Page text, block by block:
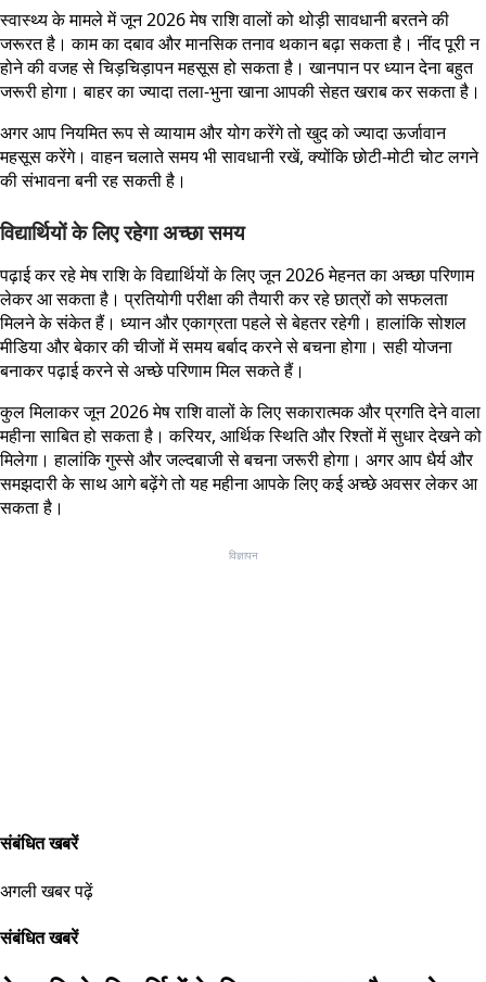
स्वास्थ्य के मामले में जून 2026 मेष राशि वालों को थोड़ी सावधानी बरतने की
जरूरत है। काम का दबाव और मानसिक तनाव थकान बढ़ा सकता है। नींद पूरी न
होने की वजह से चिड़चिड़ापन महसूस हो सकता है। खानपान पर ध्यान देना बहुत
जरूरी होगा। बाहर का ज्यादा तला-भुना खाना आपकी सेहत खराब कर सकता है।
अगर आप नियमित रूप से व्यायाम और योग करेंगे तो खुद को ज्यादा ऊर्जावान
महसूस करेंगे। वाहन चलाते समय भी सावधानी रखें, क्योंकि छोटी-मोटी चोट लगने
की संभावना बनी रह सकती है।
विद्यार्थियों के लिए रहेगा अच्छा समय
पढ़ाई कर रहे मेष राशि के विद्यार्थियों के लिए जून 2026 मेहनत का अच्छा परिणाम
लेकर आ सकता है। प्रतियोगी परीक्षा की तैयारी कर रहे छात्रों को सफलता
मिलने के संकेत हैं। ध्यान और एकाग्रता पहले से बेहतर रहेगी। हालांकि सोशल
मीडिया और बेकार की चीजों में समय बर्बाद करने से बचना होगा। सही योजना
बनाकर पढ़ाई करने से अच्छे परिणाम मिल सकते हैं।
कुल मिलाकर जून 2026 मेष राशि वालों के लिए सकारात्मक और प्रगति देने वाला
महीना साबित हो सकता है। करियर, आर्थिक स्थिति और रिश्तों में सुधार देखने को
मिलेगा। हालांकि गुस्से और जल्दबाजी से बचना जरूरी होगा। अगर आप धैर्य और
समझदारी के साथ आगे बढ़ेंगे तो यह महीना आपके लिए कई अच्छे अवसर लेकर आ
सकता है।
विज्ञापन
संबंधित खबरें
अगली खबर पढ़ें
संबंधित खबरें